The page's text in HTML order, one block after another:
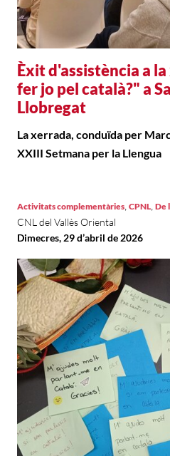
Èxit d'assistència a
fer jo pel català?" a
Llobregat
La xerrada, conduïda per
XXIII Setmana per la Llengua
Activitats complementàries, CPNL, De
CNL del Vallès Oriental
Dimecres, 29 d’abril de 2026